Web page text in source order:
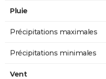
Pluie
Précipitations maximales
Précipitations minimales
Vent